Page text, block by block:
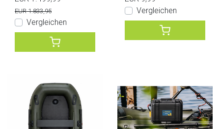
EUR 1.833,95
Vergleichen
Vergleichen